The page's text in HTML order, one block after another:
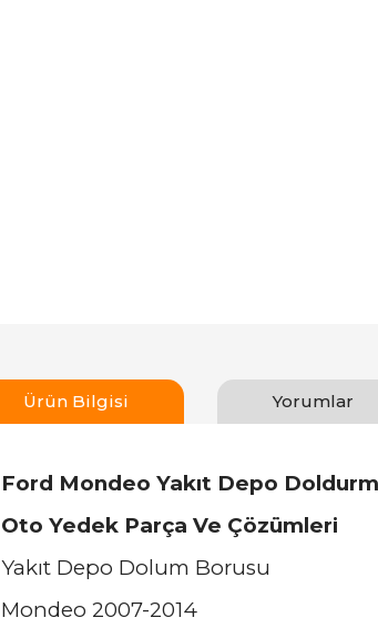
Ürün Bilgisi Yorumlar
Ford Mondeo Yakıt Depo
Oto Yedek Parça Ve Çözümleri
Yakıt Depo Dolum Borusu
Mondeo 2007-2014